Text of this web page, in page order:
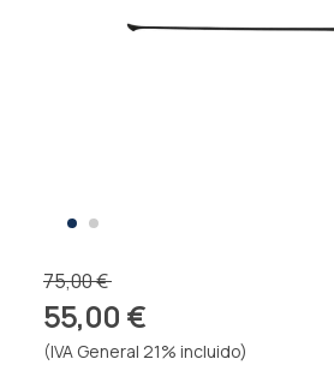
75,00 €
55,00 €
(IVA General 21% incluido)